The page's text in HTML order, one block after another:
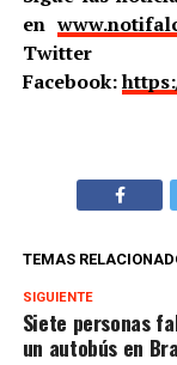
en
Twitter
Facebook:
TEMAS
SIGUIENTE
Siete personas
un autobús en